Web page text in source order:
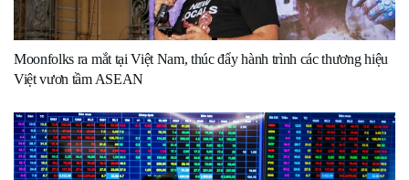
Moonfolks ra mắt tại Việt Nam, thúc đẩy hành trình các thương hiệu
Việt vươn tầm ASEAN